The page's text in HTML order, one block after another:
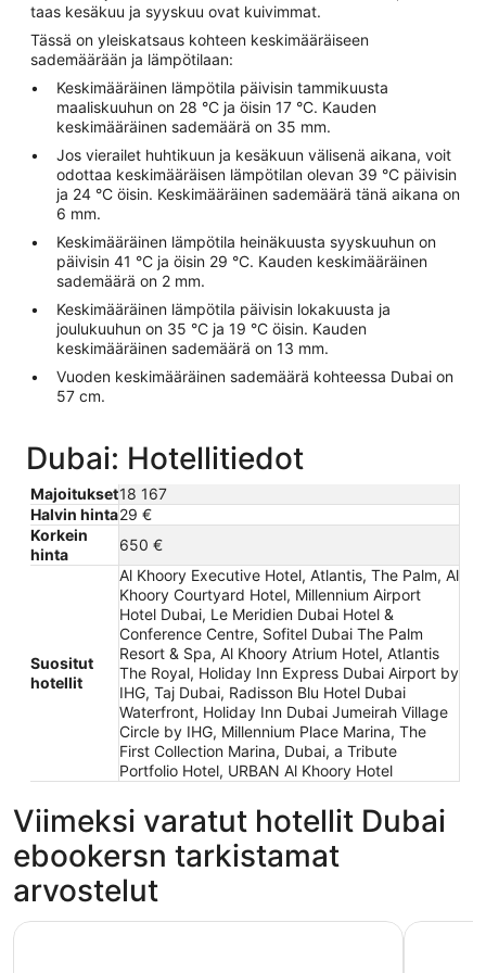
taas kesäkuu ja syyskuu ovat kuivimmat.
Tässä on yleiskatsaus kohteen keskimääräiseen
sademäärään ja lämpötilaan:
Keskimääräinen lämpötila päivisin tammikuusta
maaliskuuhun on 28 °C ja öisin 17 °C. Kauden
keskimääräinen sademäärä on 35 mm.
Jos vierailet huhtikuun ja kesäkuun välisenä aikana, voit
odottaa keskimääräisen lämpötilan olevan 39 °C päivisin
ja 24 °C öisin. Keskimääräinen sademäärä tänä aikana on
6 mm.
Keskimääräinen lämpötila heinäkuusta syyskuuhun on
päivisin 41 °C ja öisin 29 °C. Kauden keskimääräinen
sademäärä on 2 mm.
Keskimääräinen lämpötila päivisin lokakuusta ja
joulukuuhun on 35 °C ja 19 °C öisin. Kauden
keskimääräinen sademäärä on 13 mm.
Vuoden keskimääräinen sademäärä kohteessa Dubai on
57 cm.
Dubai: Hotellitiedot
Majoitukset18 167
Halvin hinta29 €
Korkein
hinta
650 €
Suositut
hotellit
Al Khoory Executive Hotel, Atlantis, The Palm, Al
Khoory Courtyard Hotel, Millennium Airport
Hotel Dubai, Le Meridien Dubai Hotel &
Conference Centre, Sofitel Dubai The Palm
Resort & Spa, Al Khoory Atrium Hotel, Atlantis
The Royal, Holiday Inn Express Dubai Airport by
IHG, Taj Dubai, Radisson Blu Hotel Dubai
Waterfront, Holiday Inn Dubai Jumeirah Village
Circle by IHG, Millennium Place Marina, The
First Collection Marina, Dubai, a Tribute
Portfolio Hotel, URBAN Al Khoory Hotel
Viimeksi varatut hotellit Dubai
ebookersn tarkistamat
arvostelut
Atlantis, The Palm Le